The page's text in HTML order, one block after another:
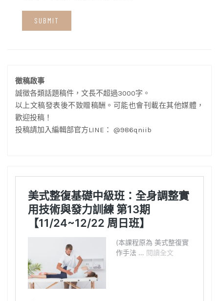
徵稿啟事
誠徵各類話題稿件，文長不超過3000字。
以上文稿發表後不致贈稿酬。可能也會刊載在其他媒體，
歡迎投稿！
投稿請加入編輯部官方LINE： @986qniib